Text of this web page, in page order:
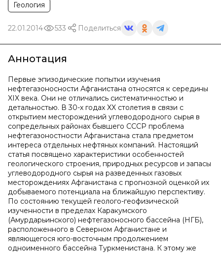
Геология
22.01.2014 533 Поделиться
Аннотация
Первые эпизодические попытки изучения
нефтегазоносности Афганистана относятся к середины
XIX века. Они не отличались систематичностью и
детальностью. В 30-х годах XX столетия в связи с
открытием месторождений углеводородного сырья в
сопредельных районах бывшего СССР проблема
нефтегазоностности Афганистана стала предметом
интереса отдельных нефтяных компаний. Настоящий
статья посвящено характеристики особенностей
геологического строения, природных ресурсов и запасы
углеводородного сырья на разведенных газовых
месторождениях Афганистана с прогнозной оценкой их
добываемого потенциала на ближайшую перспективу.
По состоянию текущей геолого-геофизической
изученности в пределах Каракумского
(Амурдарьинского) нефтегазоносного бассейна (НГБ),
расположенного в Северном Афганистане и
являющегося юго-восточным продолжением
одноименного бассейна Туркменистана. К этому же